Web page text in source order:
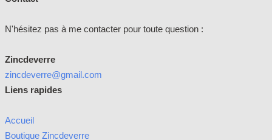
N'hésitez pas à me contacter pour toute question :
Zincdeverre
zincdeverre@gmail.com
Liens rapides
Accueil
Boutique Zincdeverre